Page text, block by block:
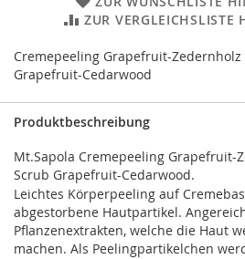
ZUR VERGLEICHSLISTE
Cremepeeling Grapefruit-Zedernholz
Grapefruit-Cedarwood
Produktbeschreibung
Mt.Sapola Cremepeeling Grapefruit-
Scrub Grapefruit-Cedarwood.
Leichtes Körperpeeling auf
abgestorbene Hautpartikel.
Pflanzenextrakten, welche die Haut
machen. Als Peelingpartikelchen